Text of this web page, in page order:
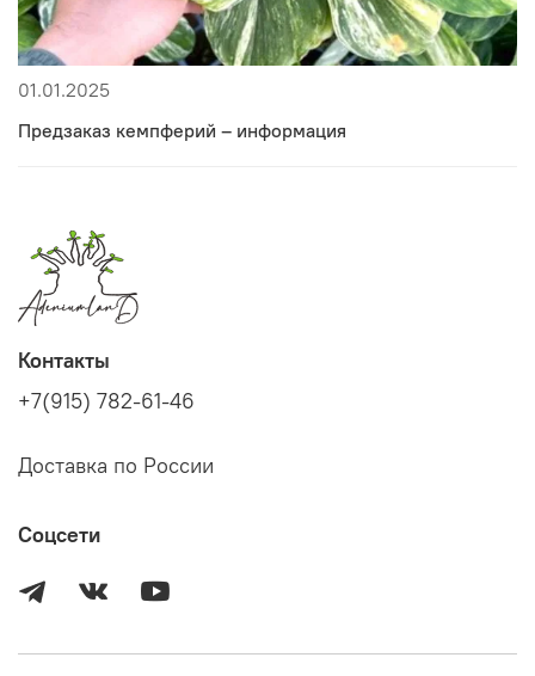
01.01.2025
Предзаказ кемпферий – информация
Контакты
+7(915) 782-61-46
Доставка по России
Соцсети